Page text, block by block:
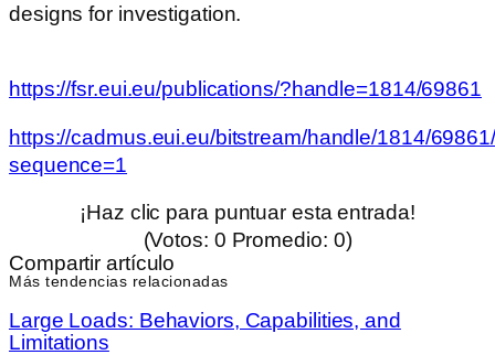
designs for investigation.
https://fsr.eui.eu/publications/?handle=1814/69861
https://cadmus.eui.eu/bitstream/handle/1814/
sequence=1
¡Haz clic para puntuar esta entrada!
(Votos: 0 Promedio: 0)
Compartir artículo
Más tendencias relacionadas
Large Loads: Behaviors, Capabilities, and
Limitations